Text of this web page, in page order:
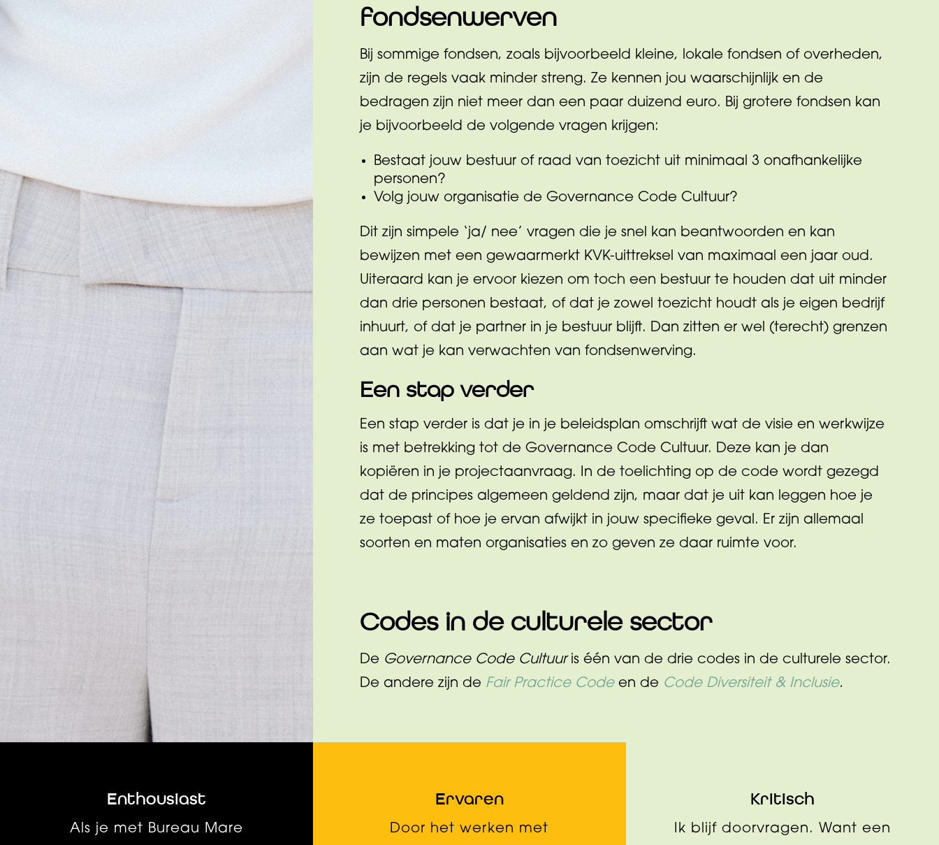
fondsenwerven
Bij sommige fondsen, zoals bijvoorbeeld kleine, lokale fondsen of overheden,
zijn de regels vaak minder streng. Ze kennen jou waarschijnlijk en de
bedragen zijn niet meer dan een paar duizend euro. Bij grotere fondsen kan
je bijvoorbeeld de volgende vragen krijgen:
Bestaat jouw bestuur of raad van toezicht uit minimaal 3 onafhankelijke
personen?
Volg jouw organisatie de Governance Code Cultuur?
Dit zijn simpele ‘ja/ nee’ vragen die je snel kan beantwoorden en kan
bewijzen met een gewaarmerkt KVK-uittreksel van maximaal een jaar oud.
Uiteraard kan je ervoor kiezen om toch een bestuur te houden dat uit minder
dan drie personen bestaat, of dat je zowel toezicht houdt als je eigen bedrijf
inhuurt, of dat je partner in je bestuur blijft. Dan zitten er wel (terecht) grenzen
aan wat je kan verwachten van fondsenwerving.
Een stap verder
Een stap verder is dat je in je beleidsplan omschrijft wat de visie en werkwijze
is met betrekking tot de Governance Code Cultuur. Deze kan je dan
kopiëren in je projectaanvraag. In de toelichting op de code wordt gezegd
dat de principes algemeen geldend zijn, maar dat je uit kan leggen hoe je
ze toepast of hoe je ervan afwijkt in jouw specifieke geval. Er zijn allemaal
soorten en maten organisaties en zo geven ze daar ruimte voor.
Codes in de culturele sector
De Governance Code Cultuur is één van de drie codes in de culturele sector.
De andere zijn de Fair Practice Code en de Code Diversiteit & Inclusie.
Enthousiast
Als je met Bureau Mare
Ervaren
Door het werken met
Kritisch
Ik blijf doorvragen. Want een